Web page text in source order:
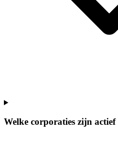
Welke corporaties zijn